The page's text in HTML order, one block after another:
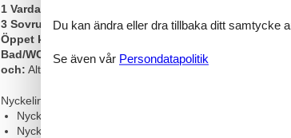
1 Vardagsrum:
3 Sovrum:1 dubbelsäng | 1 dubbel extrasäng | 1
Öppet kök:
Bad/WC:
Wc, tvättställ, dusch
och: Altan, fjärrvärme, kolgrill, modern möblering,
Nyckelinformation
Nyckeln till stugan till ert förfogande från kl. 16:00 på
Nyckeln utlämnas vid stugan.
Du kan ändra eller dra tillbaka ditt samtycke
Se även vår Persondatapolitik